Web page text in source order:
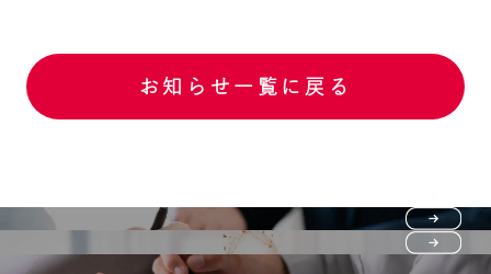
お知らせ一覧に戻る